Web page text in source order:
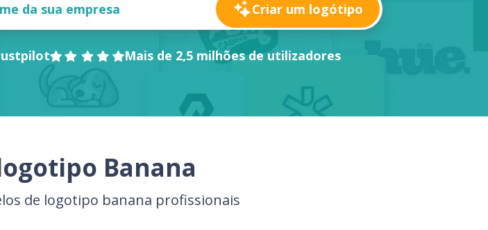
Criar um logótipo
Mais de 2,5 milhões de utilizadores
Banana
de logotipo banana profissionais